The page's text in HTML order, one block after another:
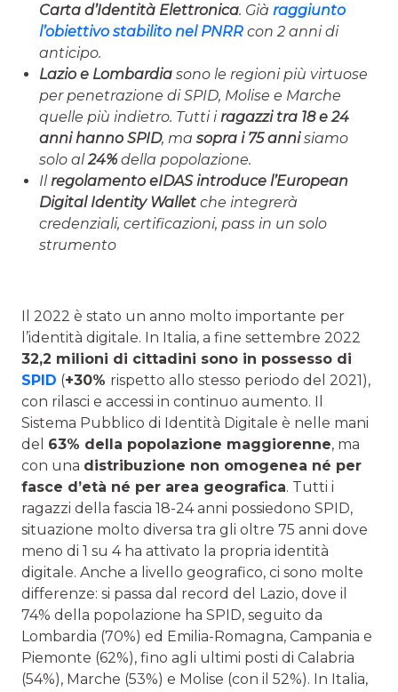
Carta d’Identità Elettronica. Già raggiunto
l’obiettivo stabilito nel PNRR con 2 anni di
anticipo.
Lazio e Lombardia sono le regioni più virtuose
per penetrazione di SPID, Molise e Marche
quelle più indietro. Tutti i ragazzi tra 18 e 24
anni hanno SPID, ma sopra i 75 annisiamo
solo al24% della popolazione.
Il regolamento eIDAS introduce l’European
Digital Identity Wallet che integrerà
credenziali, certificazioni, pass in un solo
strumento
Il 2022 è stato un anno molto importante per
l’identità digitale. In Italia, a fine settembre 2022
32,2 milioni di cittadini sono in possesso di
SPID (+30% rispetto allo stesso periodo del 2021),
con rilasci e accessi in continuo aumento. Il
Sistema Pubblico di Identità Digitale è nelle mani
del 63% della popolazione maggiorenne, ma
con una distribuzione non omogenea né per
fasce d’età né per area geografica. Tutti i
ragazzi della fascia 18-24 anni possiedono SPID,
situazione molto diversa tra gli oltre 75 anni dove
meno di 1 su 4 ha attivato la propria identità
digitale. Anche a livello geografico, ci sono molte
differenze: si passa dal record del Lazio, dove il
74% della popolazione ha SPID, seguito da
Lombardia (70%) ed Emilia-Romagna, Campania e
Piemonte (62%), fino agli ultimi posti di Calabria
(54%), Marche (53%) e Molise (con il 52%). In Italia,